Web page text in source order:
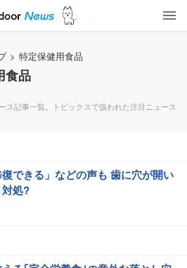
> 特定保健用食品
食品
ス記事一覧。トピックスで扱われた注目ニュース
復できる」などの声も 歯に穴が開い
処?